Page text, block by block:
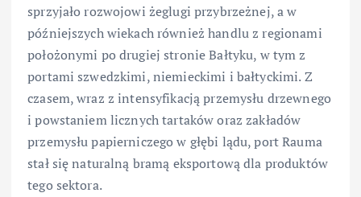
sprzyjało rozwojowi żeglugi przybrzeżnej, a w
późniejszych wiekach również handlu z regionami
położonymi po drugiej stronie Bałtyku, w tym z
portami szwedzkimi, niemieckimi i bałtyckimi. Z
czasem, wraz z intensyfikacją przemysłu drzewnego
i powstaniem licznych tartaków oraz zakładów
przemysłu papierniczego w głębi lądu, port Rauma
stał się naturalną bramą eksportową dla produktów
tego sektora.